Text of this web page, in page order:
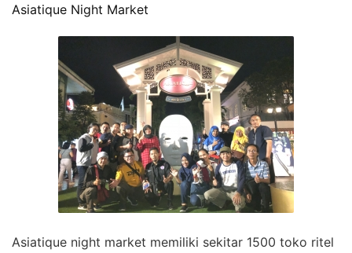
Asiatique Night Market
Asiatique night market memiliki sekitar 1500 toko ritel